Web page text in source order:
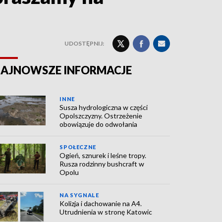
UDOSTĘPNIJ:
INFORMACJE
INNE
Susza hydrologiczna w części
Opolszczyzny. Ostrzeżenie
obowiązuje do odwołania
SPOŁECZNE
Ogień, sznurek i leśne tropy.
Rusza rodzinny bushcraft w
Opolu
NA SYGNALE
Kolizja i dachowanie na A4.
Utrudnienia w stronę Katowic